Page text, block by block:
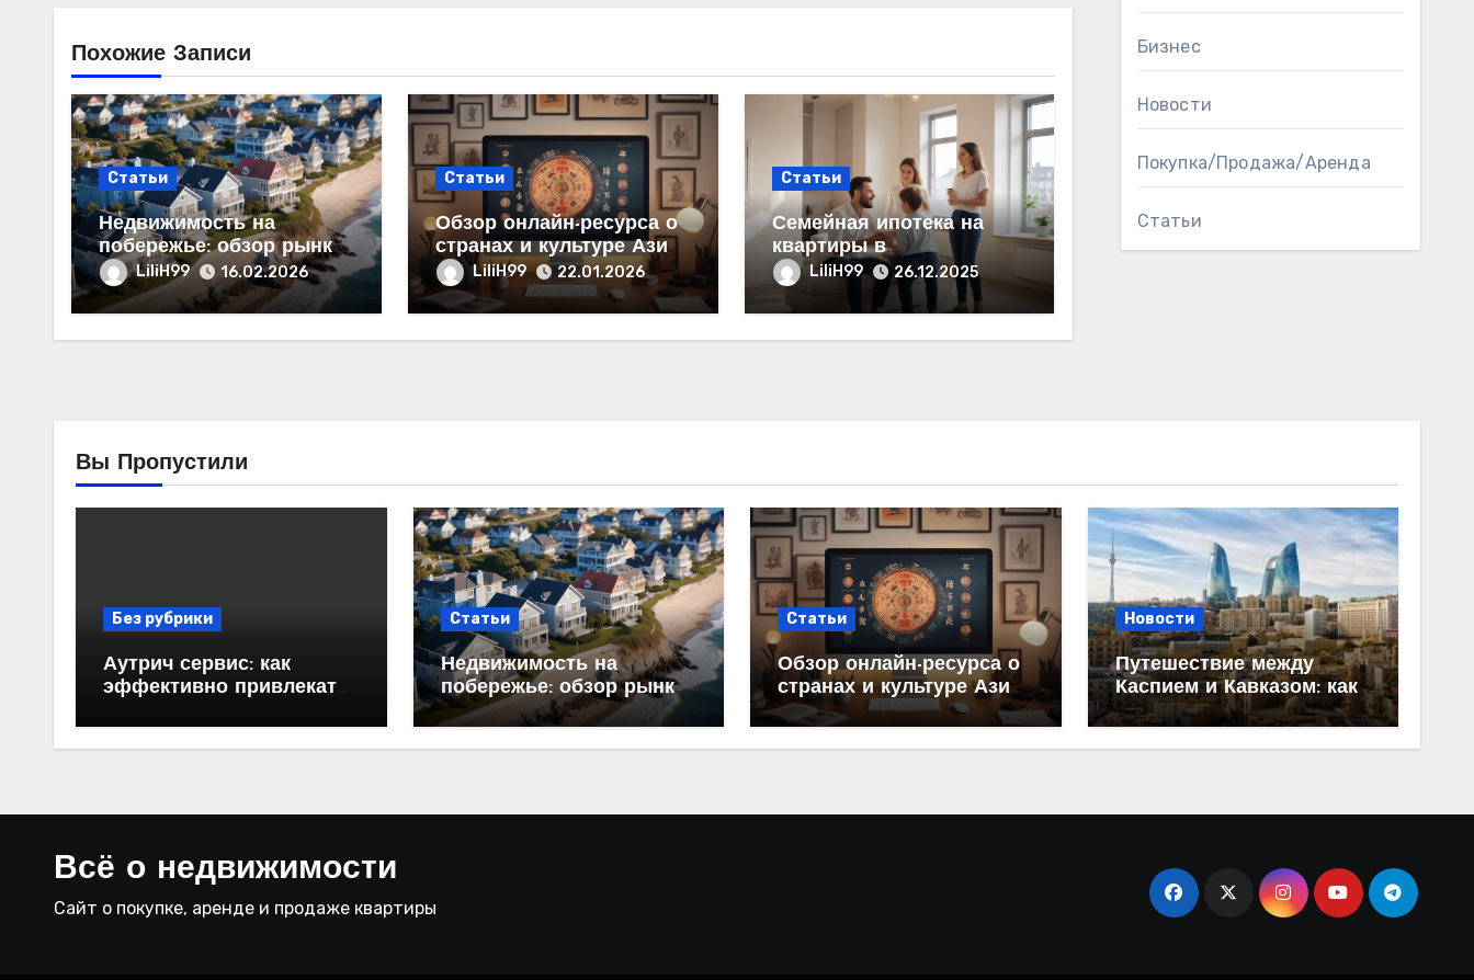
Похожие Записи
Статьи
Недвижимость на
побережье: обзор рынка
продаж и цен
LiliH99 16.02.2026
Статьи
Обзор онлайн-ресурса о
странах и культуре Азии:
структура и содержание
LiliH99 22.01.2026
Статьи
Семейная ипотека на
квартиры в
новостройках с ставкой
от 6% от застройщика
LiliH99 26.12.2025
Бизнес
Новости
Покупка/Продажа/Аренда
Статьи
Вы Пропустили
Без рубрики
Аутрич сервис: как
эффективно привлекать
холодных email-
Статьи
Недвижимость на
побережье: обзор рынка
продаж и цен
Статьи
Обзор онлайн-ресурса о
странах и культуре Азии:
структура и содержание
Новости
Путешествие между
Каспием и Кавказом: как
спланировать поездку из
Махачкалы в Баку
Всё о недвижимости
Сайт о покупке, аренде и продаже квартиры